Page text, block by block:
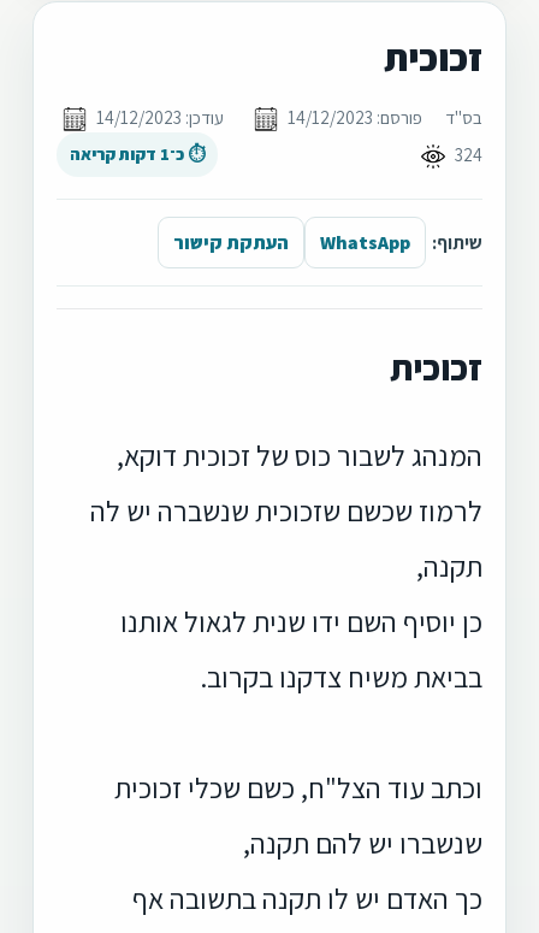
זכוכית
בס"ד פורסם: 14/12/2023
עודכן: 14/12/2023
324
⏱ כ־1 דקות קריאה
שיתוף: WhatsApp העתקת קישור
זכוכית
המנהג לשבור כוס של זכוכית דוקא,
לרמוז שכשם שזכוכית שנשברה יש לה
תקנה,
כן יוסיף השם ידו שנית לגאול אותנו
בביאת משיח צדקנו בקרוב.
וכתב עוד הצל"ח, כשם שכלי זכוכית
שנשברו יש להם תקנה,
כך האדם יש לו תקנה בתשובה אף